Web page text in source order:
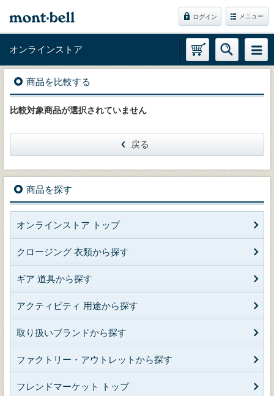
ログイン メニュー
オンラインストア
商品を比較する
比較対象商品が選択されていません
戻る
商品を探す
オンラインストア トップ
クロージング 衣類から探す
ギア 道具から探す
アクティビティ 用途から探す
取り扱いブランドから探す
ファクトリー・アウトレットから探す
フレンドマーケット トップ